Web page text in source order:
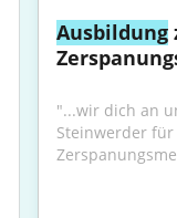
Ausbildung
"...wir dich an
Steinwerder für